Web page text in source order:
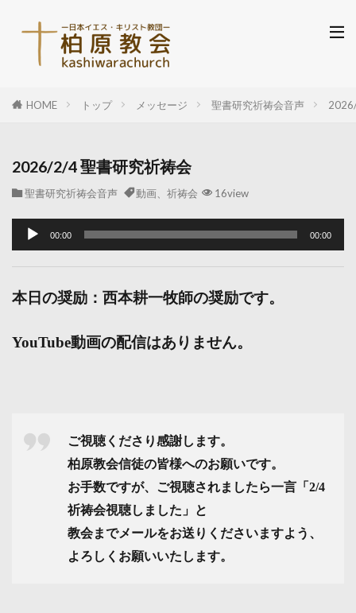
HOME トップ メッセージ 聖書研究祈祷会音声
2026/2/4 聖書研究祈祷会
聖書研究祈祷会音声 動画、祈祷会 16view
声
レ
ヤ
00:00 00:00
本日の奨励：西本耕一牧師の奨励です。
YouTube動画の配信はありません。
ご視聴くださり感謝します。
柏原教会信徒の皆様へのお願いです。
お手数ですが、ご視聴されましたら一言「2/4
祈祷会視聴しました」と
教会までメールをお送りくださいますよう、
よろしくお願いいたします。